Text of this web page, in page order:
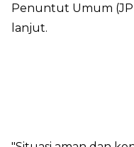
Penuntut Umum
lanjut.